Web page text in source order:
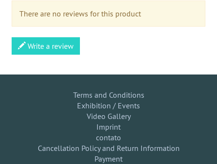
There are no reviews for this product
Write a review
Terms and Conditions
Exhibition / Events
Video Gallery
Imprint
contato
Cancellation Policy and Return Information
Payment